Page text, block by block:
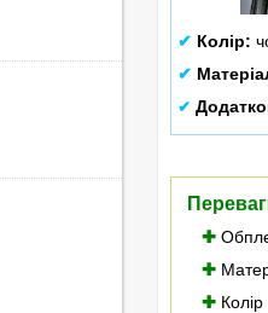
✔ Колір:
✔
✔
✚
✚
✚